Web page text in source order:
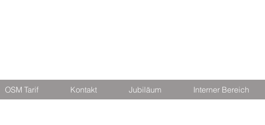
OSM Tarif Kontakt Jubiläum Interner Bereich